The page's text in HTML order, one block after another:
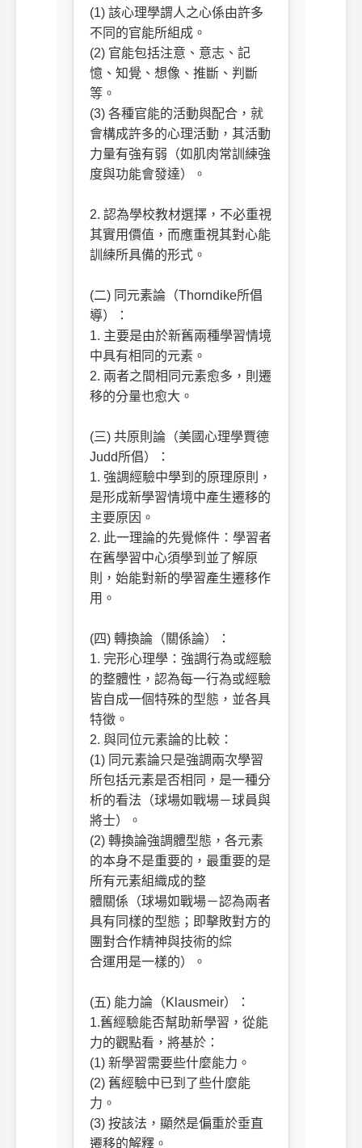
(1) 該心理學謂人之心係由許多
不同的官能所組成。
(2) 官能包括注意、意志、記
憶、知覺、想像、推斷、判斷
等。
(3) 各種官能的活動與配合，就
會構成許多的心理活動，其活動
力量有強有弱（如肌肉常訓練強
度與功能會發達）。
2. 認為學校教材選擇，不必重視
其實用價值，而應重視其對心能
訓練所具備的形式。
(二) 同元素論（Thorndike所倡
導）：
1. 主要是由於新舊兩種學習情境
中具有相同的元素。
2. 兩者之間相同元素愈多，則遷
移的分量也愈大。
(三) 共原則論（美國心理學賈德
Judd所倡）：
1. 強調經驗中學到的原理原則，
是形成新學習情境中產生遷移的
主要原因。
2. 此一理論的先覺條件：學習者
在舊學習中心須學到並了解原
則，始能對新的學習產生遷移作
用。
(四) 轉換論（關係論）：
1. 完形心理學：強調行為或經驗
的整體性，認為每一行為或經驗
皆自成一個特殊的型態，並各具
特徵。
2. 與同位元素論的比較：
(1) 同元素論只是強調兩次學習
所包括元素是否相同，是一種分
析的看法（球場如戰場－球員與
將士）。
(2) 轉換論強調體型態，各元素
的本身不是重要的，最重要的是
所有元素組織成的整
體關係（球場如戰場－認為兩者
具有同樣的型態；即擊敗對方的
團對合作精神與技術的綜
合運用是一樣的）。
(五) 能力論（Klausmeir）：
1.舊經驗能否幫助新學習，從能
力的觀點看，將基於：
(1) 新學習需要些什麼能力。
(2) 舊經驗中已到了些什麼能
力。
(3) 按該法，顯然是偏重於垂直
遷移的解釋。